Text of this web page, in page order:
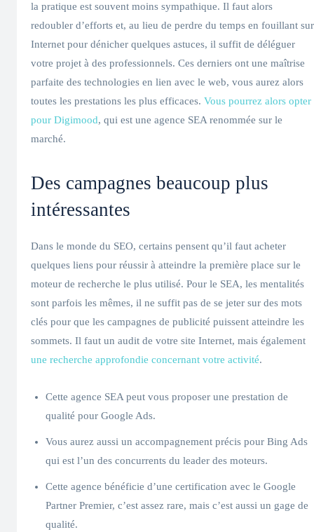
la pratique est souvent moins sympathique. Il faut alors
redoubler d’efforts et, au lieu de perdre du temps en fouillant sur
Internet pour dénicher quelques astuces, il suffit de déléguer
votre projet à des professionnels. Ces derniers ont une maîtrise
parfaite des technologies en lien avec le web, vous aurez alors
toutes les prestations les plus efficaces. Vous pourrez alors opter
pour Digimood, qui est une agence SEA renommée sur le
marché.
Des campagnes beaucoup plus
intéressantes
Dans le monde du SEO, certains pensent qu’il faut acheter
quelques liens pour réussir à atteindre la première place sur le
moteur de recherche le plus utilisé. Pour le SEA, les mentalités
sont parfois les mêmes, il ne suffit pas de se jeter sur des mots
clés pour que les campagnes de publicité puissent atteindre les
sommets. Il faut un audit de votre site Internet, mais également
une recherche approfondie concernant votre activité.
Cette agence SEA peut vous proposer une prestation de
qualité pour Google Ads.
Vous aurez aussi un accompagnement précis pour Bing Ads
qui est l’un des concurrents du leader des moteurs.
Cette agence bénéficie d’une certification avec le Google
Partner Premier, c’est assez rare, mais c’est aussi un gage de
qualité.